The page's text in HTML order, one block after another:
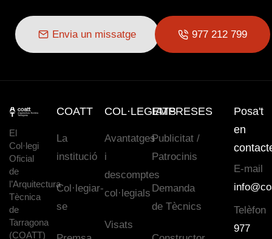
Envia un missatge 977 212 799
El
Col·legi
Oficial
de
l’Arquitectura
Tècnica
de
Tarragona
(COATT)
COATT
La
institució
Col·legiar-
se
COL·LEGIATS
Avantatges
i
descomptes
col·legials
Visats
EMPRESES
Publicitat /
Patrocinis
Demanda
de Tècnics
Posa't
en
E-mail
Telèfon
977